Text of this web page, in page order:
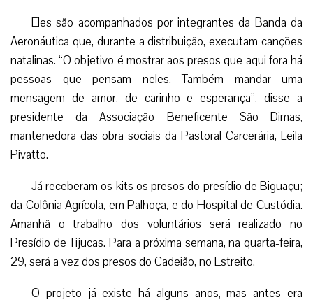
Eles são acompanhados por integrantes da Banda da
Aeronáutica que, durante a distribuição, executam canções
natalinas. “O objetivo é mostrar aos presos que aqui fora há
pessoas que pensam neles. Também mandar uma
mensagem de amor, de carinho e esperança”, disse a
presidente da Associação Beneficente São Dimas,
mantenedora das obra sociais da Pastoral Carcerária, Leila
Pivatto.
Já receberam os kits os presos do presídio de Biguaçu;
da Colônia Agrícola, em Palhoça, e do Hospital de Custódia.
Amanhã o trabalho dos voluntários será realizado no
Presídio de Tijucas. Para a próxima semana, na quarta-feira,
29, será a vez dos presos do Cadeião, no Estreito.
O projeto já existe há alguns anos, mas antes era